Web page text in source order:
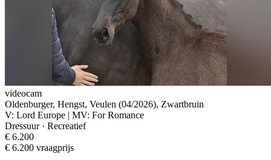
videocam
Oldenburger, Hengst, Veulen (04/2026), Zwartbruin
V: Lord Europe | MV: For Romance
Dressuur · Recreatief
€ 6.200
€ 6.200 vraagprijs